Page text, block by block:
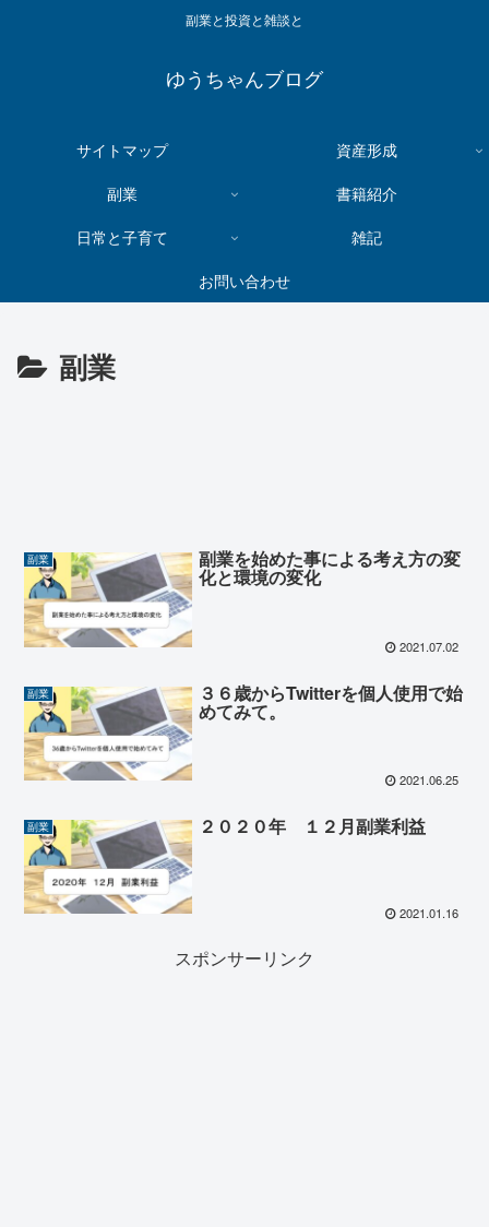
副業と投資と雑談と
ゆうちゃんブログ
サイトマップ
資産形成
副業
書籍紹介
日常と子育て
雑記
お問い合わせ
副業
副業 副業を始めた事による考え方の変
化と環境の変化
2021.07.02
副業 ３６歳からTwitterを個人使用で始
めてみて。
2021.06.25
副業 ２０２０年 １２月副業利益
2021.01.16
スポンサーリンク